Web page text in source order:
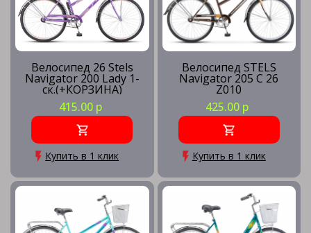
Велосипед 26 Stels
Navigator 200 Lady 1-
ск.(+КОРЗИНА)
415.00 р
Купить в 1 клик
Велосипед STELS
Navigator 205 C 26
Z010
425.00 р
Купить в 1 клик